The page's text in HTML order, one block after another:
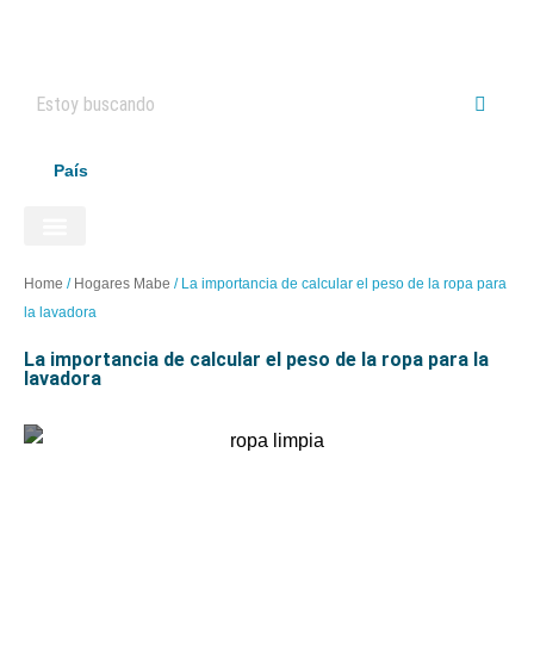
País
Home / Hogares Mabe / La importancia de calcular el peso de la ropa para
la lavadora
la importancia de calcular el peso de la ropa para la
lavadora